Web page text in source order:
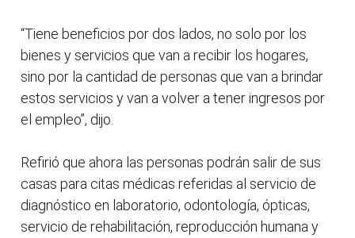
“Tiene beneficios por dos lados, no solo por los
bienes y servicios que van a recibir los hogares,
sino por la cantidad de personas que van a brindar
estos servicios y van a volver a tener ingresos por
el empleo”, dijo.
Refirió que ahora las personas podrán salir de sus
casas para citas médicas referidas al servicio de
diagnóstico en laboratorio, odontología, ópticas,
servicio de rehabilitación, reproducción humana y